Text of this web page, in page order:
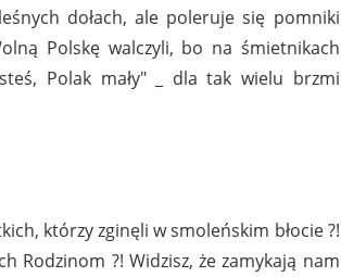
dołach, ale poleruje się pomniki
Polskę walczyli, bo na śmietnikach
Polak mały" _ dla tak wielu brzmi
którzy zginęli w smoleńskim błocie ?!
Rodzinom ?! Widzisz, że zamykają nam